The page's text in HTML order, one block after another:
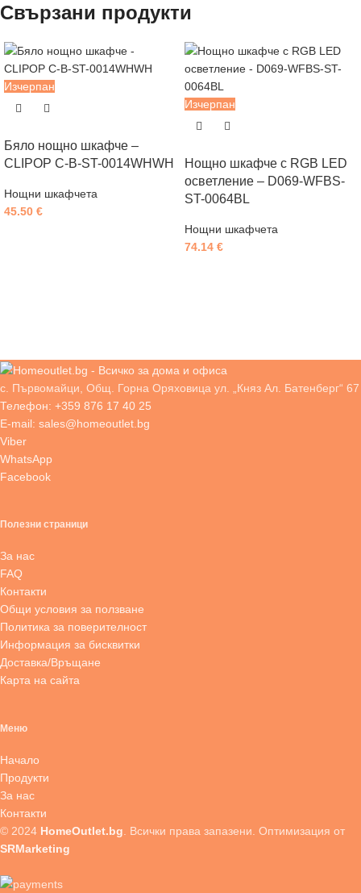
Свързани продукти
Изчерпан
Бяло нощно шкафче –
CLIPOP C-B-ST-0014WHWH
Нощни шкафчета
45.50 €
Изчерпан
Нощно шкафче с RGB LED
осветление – D069-WFBS-
ST-0064BL
Нощни шкафчета
74.14 €
с. Първомайци, Общ. Горна Оряховица ул. „Княз Ал. Батенберг“ 67
Телефон: +359 876 17 40 25
E-mail: sales@homeoutlet.bg
Viber
WhatsApp
Facebook
Полезни страници
За нас
FAQ
Контакти
Общи условия за ползване
Политика за поверителност
Информация за бисквитки
Доставка/Връщане
Карта на сайта
Меню
Начало
Продукти
За нас
Контакти
© 2024 HomeOutlet.bg. Всички права запазени. Оптимизация от
SRMarketing